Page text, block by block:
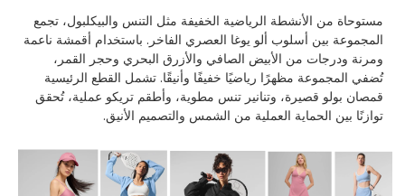
مستوحاة من الأنشطة الرياضية الخفيفة مثل التنس والبيكلبول، تجمع
المجموعة بين أسلوب ألو يوغا العصري الفاخر. باستخدام أقمشة ناعمة
ومرنة ودرجات من الأبيض الصافي والأزرق البحري وحجر القمر،
تُضفي المجموعة مظهرًا رياضيًا خفيفًا وأنيقًا. تشمل القطع الرئيسية
قمصان بولو قصيرة، وتنانير تنس مطوية، وأطقم تريكو عملية، تُحقق
توازنًا بين الحماية العملية من الشمس والتصميم الأنيق.